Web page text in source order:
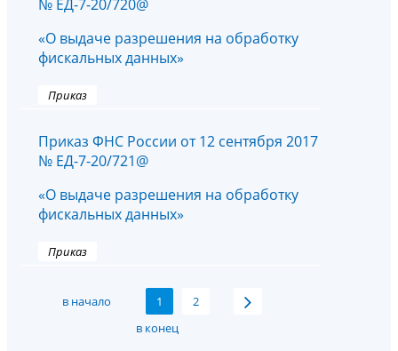
№ ЕД-7-20/720@
«О выдаче разрешения на обработку
фискальных данных»
Приказ
Приказ ФНС России от 12 сентября 2017
№ ЕД-7-20/721@
«О выдаче разрешения на обработку
фискальных данных»
Приказ
в начало 1
2
в конец